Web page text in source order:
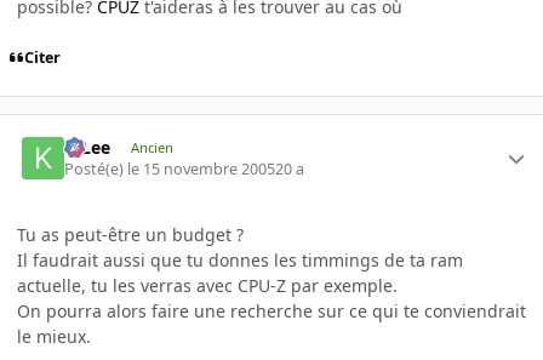
possible? CPUZ t'aideras à les trouver au cas où
Citer
K-Lee Ancien
Posté(e) le 15 novembre 200520 a
Tu as peut-être un budget ?
Il faudrait aussi que tu donnes les timmings de ta ram
actuelle, tu les verras avec CPU-Z par exemple.
On pourra alors faire une recherche sur ce qui te conviendrait
le mieux.